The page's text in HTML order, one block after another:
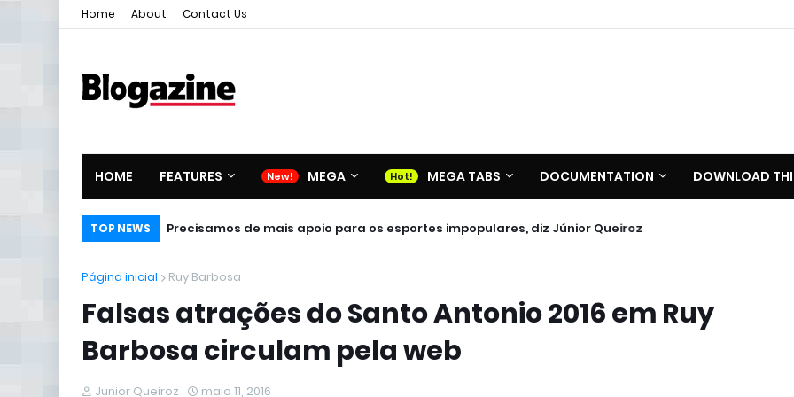
Home About Contact Us
HOME FEATURES MEGA MEGA TABS DOCUMENTATION DOWNLOAD
TOP NEWS Precisamos de mais apoio para os esportes impopulares, diz Júnior Queiroz
Página inicial Ruy Barbosa
Falsas atrações do Santo Antonio 2016 em Ruy
Barbosa circulam pela web
Junior Queiroz maio 11, 2016